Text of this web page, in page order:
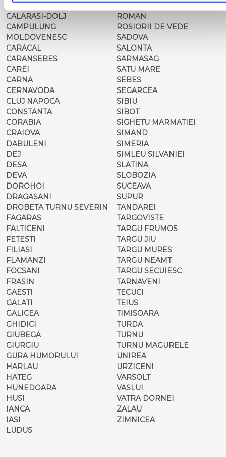
CALARASI-CL
CALARASI-DOLJ
CAMPULUNG
MOLDOVENESC
CARACAL
CARANSEBES
CAREI
CARNA
CERNAVODA
CLUJ NAPOCA
CONSTANTA
CORABIA
CRAIOVA
DABULENI
DEJ
DESA
DEVA
DOROHOI
DRAGASANI
DROBETA TURNU SEVERIN
FAGARAS
FALTICENI
FETESTI
FILIASI
FLAMANZI
FOCSANI
FRASIN
GAESTI
GALATI
GALICEA
GHIDICI
GIUBEGA
GIURGIU
GURA HUMORULUI
HARLAU
HATEG
HUNEDOARA
HUSI
IANCA
IASI
LUDUS
RM. VALCEA
ROMAN
ROSIORII DE VEDE
SADOVA
SALONTA
SARMASAG
SATU MARE
SEBES
SEGARCEA
SIBIU
SIBOT
SIGHETU MARMATIEI
SIMAND
SIMERIA
SIMLEU SILVANIEI
SLATINA
SLOBOZIA
SUCEAVA
SUPUR
TANDAREI
TARGOVISTE
TARGU FRUMOS
TARGU JIU
TARGU MURES
TARGU NEAMT
TARGU SECUIESC
TARNAVENI
TECUCI
TEIUS
TIMISOARA
TURDA
TURNU
TURNU MAGURELE
UNIREA
URZICENI
VARSOLT
VASLUI
VATRA DORNEI
ZALAU
ZIMNICEA